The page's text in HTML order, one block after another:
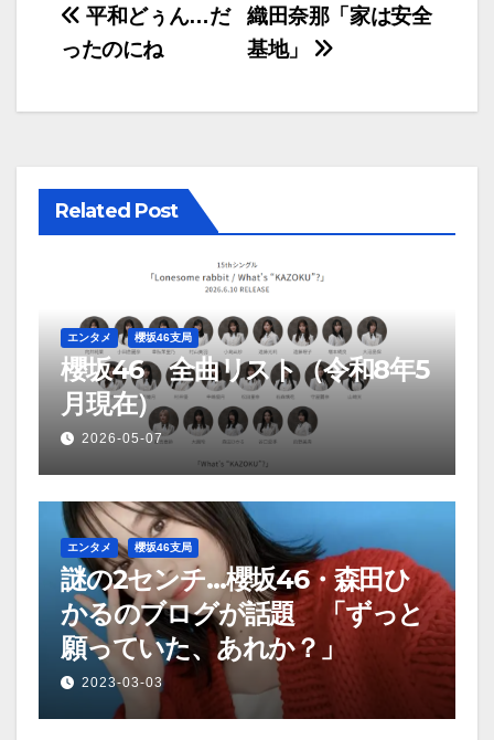
投
稿
ナ
ゲ
ー
ョ
ン
織田奈那「家は安全
基地」
平和どぅん…だ
ったのにね
Related Post
エンタメ 櫻坂46支局
櫻坂46 全曲リスト（令和8年5
月現在）
2026-05-07
エンタメ 櫻坂46支局
謎の2センチ…櫻坂46・森田ひ
かるのブログが話題 「ずっと
願っていた、あれか？」
2023-03-03